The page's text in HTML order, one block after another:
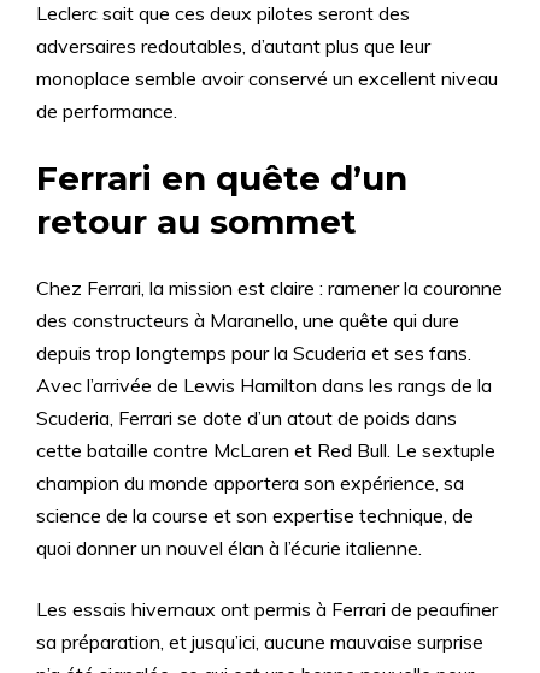
Leclerc sait que ces deux pilotes seront des
adversaires redoutables, d’autant plus que leur
monoplace semble avoir conservé un excellent niveau
de performance.
Ferrari en quête d’un
retour au sommet
Chez Ferrari, la mission est claire : ramener la couronne
des constructeurs à Maranello, une quête qui dure
depuis trop longtemps pour la Scuderia et ses fans.
Avec l’arrivée de Lewis Hamilton dans les rangs de la
Scuderia, Ferrari se dote d’un atout de poids dans
cette bataille contre McLaren et Red Bull. Le sextuple
champion du monde apportera son expérience, sa
science de la course et son expertise technique, de
quoi donner un nouvel élan à l’écurie italienne.
Les essais hivernaux ont permis à Ferrari de peaufiner
sa préparation, et jusqu’ici, aucune mauvaise surprise